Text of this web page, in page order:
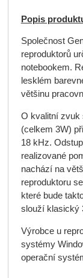
Popis
Společnost
reproduktorů
notebookem.
lesklém
většinu
O kvalitní zvuk
(celkem 3W)
18 kHz.
realizované
nachází na
reproduktoru
které bude
slouží klasický
Výrobce u
systémy
operační